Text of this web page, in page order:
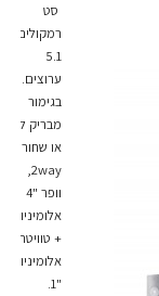
סט
רמקולים
5.1
ערוצים.
בגימור
מבריק לבן
או שחור.
2way,
וופר "4
אלומיניום
+ טוויטר
אלומיניום
"1.